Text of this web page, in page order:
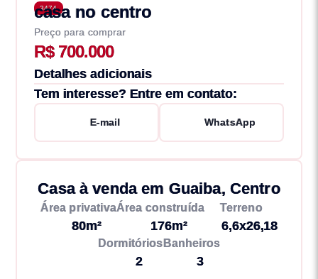
3474
casa no centro
Preço para comprar
R$ 700.000
Detalhes adicionais
Tem interesse? Entre em contato:
E-mail WhatsApp
Casa à venda em Guaiba, Centro
Área privativa
80m²
Área construída
176m²
Terreno
6,6x26,18
Dormitórios
2
Banheiros
3